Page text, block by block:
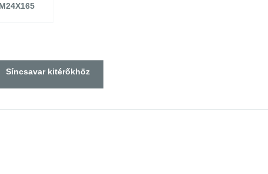
M24X165
Síncsavar kitérőkhöz